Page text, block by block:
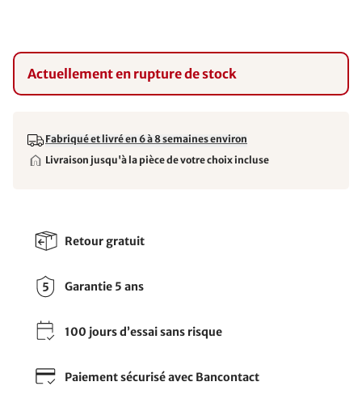
Actuellement en rupture de stock
Fabriqué et livré en 6 à 8 semaines environ
Livraison jusqu'à la pièce de votre choix incluse
Retour gratuit
Garantie 5 ans
100 jours d’essai sans risque
Paiement sécurisé avec Bancontact